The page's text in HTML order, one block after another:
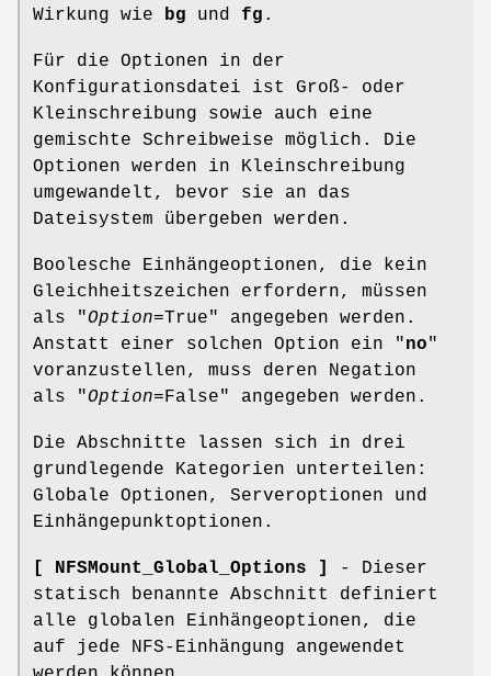
Wirkung wie
bg und fg .
Für die Optionen in der
Konfigurationsdatei ist Groß- oder
Kleinschreibung sowie auch eine
gemischte Schreibweise möglich. Die
Optionen werden in Kleinschreibung
umgewandelt, bevor sie an das
Dateisystem übergeben werden.
Boolesche Einhängeoptionen, die kein
Gleichheitszeichen erfordern, müssen
als "Option=True" angegeben werden.
Anstatt einer solchen Option ein "no"
voranzustellen, muss deren Negation
als "Option=False" angegeben werden.
Die Abschnitte lassen sich in drei
grundlegende Kategorien unterteilen:
Globale Optionen, Serveroptionen und
Einhängepunktoptionen.
[ NFSMount_Global_Options ]
- Dieser
statisch benannte Abschnitt definiert
alle globalen Einhängeoptionen, die
auf jede NFS-Einhängung angewendet